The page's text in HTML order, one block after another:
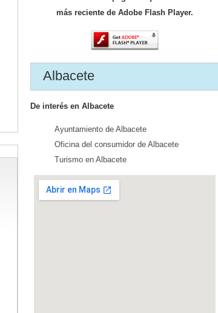
más reciente de Adobe Flash Player.
Albacete
De interés en Albacete
Ayuntamiento de Albacete
Oficina del consumidor de Albacete
Turismo en Albacete